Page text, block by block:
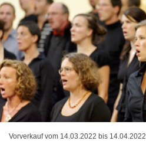
Vorverkauf vom 14.03.2022 bis 14.04.2022